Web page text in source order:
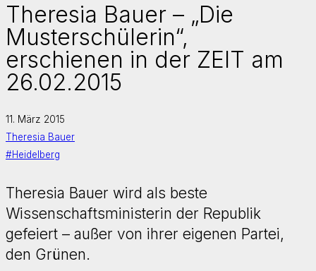
Theresia Bauer – „Die
Musterschülerin“,
erschienen in der ZEIT am
26.02.2015
11. März 2015
Theresia Bauer
#Heidelberg
Theresia Bauer wird als beste
Wissenschaftsministerin der Republik
gefeiert – außer von ihrer eigenen Partei,
den Grünen.